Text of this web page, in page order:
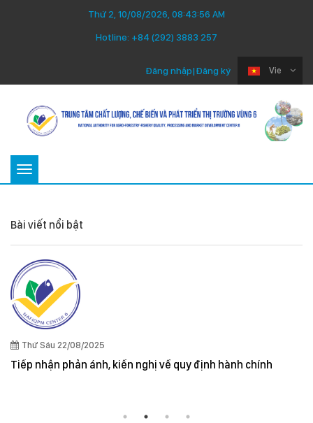
Thứ 2, 10/08/2026, 08:43:56 AM
Hotline: +84 (292) 3883 257
Vie
Đăng nhập|Đăng ký
Toggle
Bài viết nổi bật
Thứ Sáu 22/08/2025
Tiếp nhận phản ánh, kiến nghị về quy định hành chính